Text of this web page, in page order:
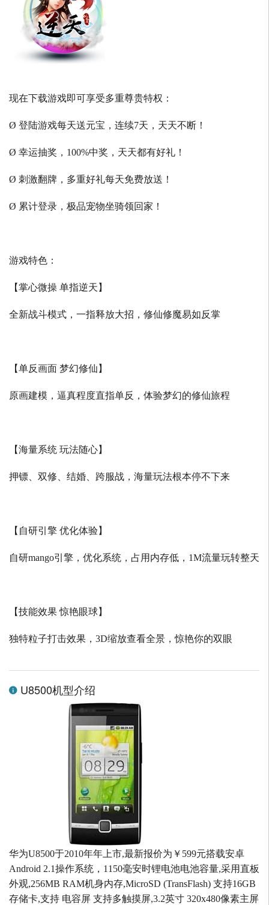
现在下载游戏即可享受多重尊贵特权：
Ø 登陆游戏每天送元宝，连续7天，天天不断！
Ø 幸运抽奖，100%中奖，天天都有好礼！
Ø 刺激翻牌，多重好礼每天免费放送！
Ø 累计登录，极品宠物坐骑领回家！
游戏特色：
【掌心微操 单指逆天】
全新战斗模式，一指释放大招，修仙修魔易如反掌
【单反画面 梦幻修仙】
原画建模，逼真程度直指单反，体验梦幻的修仙旅程
【海量系统 玩法随心】
押镖、双修、结婚、跨服战，海量玩法根本停不下来
【自研引擎 优化体验】
自研mango引擎，优化系统，占用内存低， 1M流量玩转整天
【技能效果 惊艳眼球】
独特粒子打击效果， 3D缩放查看全景，惊艳你的双眼
U8500机型介绍
华为U8500于2010年年上市,最新报价为￥599元搭载安卓
Android 2.1操作系统，1150毫安时锂电池电池容量,采用直板
外观,256MB RAM机身内存,MicroSD (TransFlash) 支持16GB
存储卡,支持 电容屏 支持多触摸屏,3.2英寸 320x480像素主屏